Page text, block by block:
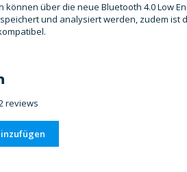
können über die neue Bluetooth 4.0 Low
und analysiert werden, zudem ist
reviews